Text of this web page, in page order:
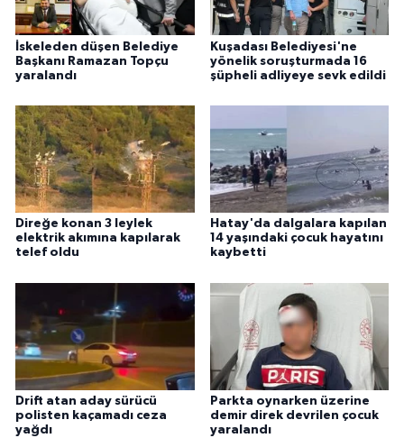
İskeleden düşen Belediye
Başkanı Ramazan Topçu
yaralandı
Kuşadası Belediyesi'ne
yönelik soruşturmada 16
şüpheli adliyeye sevk edildi
Direğe konan 3 leylek
elektrik akımına kapılarak
telef oldu
Hatay'da dalgalara kapılan
14 yaşındaki çocuk hayatını
kaybetti
Drift atan aday sürücü
polisten kaçamadı ceza
yağdı
Parkta oynarken üzerine
demir direk devrilen çocuk
yaralandı